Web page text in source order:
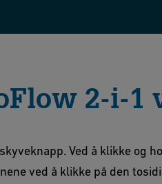
2-i-1
Ved å klikke og
ved å klikke på den